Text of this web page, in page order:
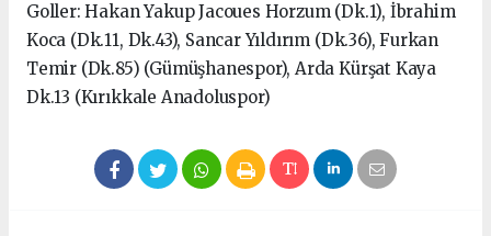
Goller: Hakan Yakup Jacoues Horzum (Dk.1), İbrahim
Koca (Dk.11, Dk.43), Sancar Yıldırım (Dk.36), Furkan
Temir (Dk.85) (Gümüşhanespor), Arda Kürşat Kaya
Dk.13 (Kırıkkale Anadoluspor)